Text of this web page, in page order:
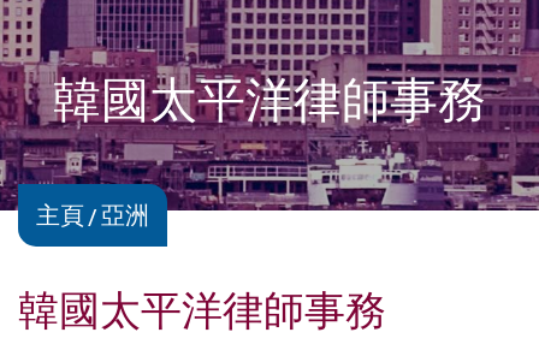
韓國太平洋律師事務
主頁 亞洲
韓國太平洋律師事務